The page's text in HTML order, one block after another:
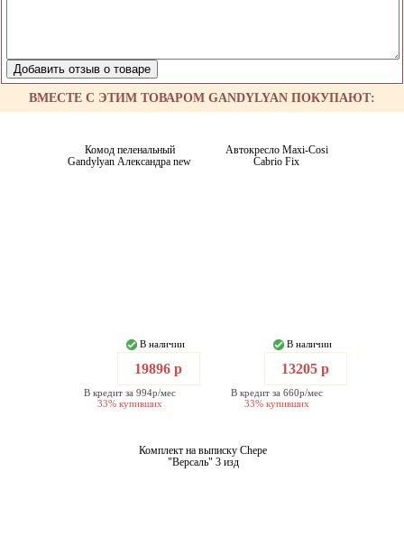
ВМЕСТЕ С ЭТИМ ТОВАРОМ GANDYLYAN ПОКУПАЮТ:
Комод пеленальный
Gandylyan Александра new
В наличии
19896 р
В кредит за 994р/мес
33% купивших
Автокресло Maxi-Cosi
Cabrio Fix
В наличии
13205 р
В кредит за 660р/мес
33% купивших
Комплект на выписку Chepe
"Версаль" 3 изд